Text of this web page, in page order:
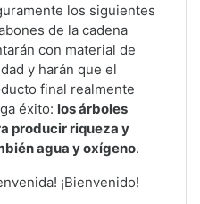
los siguientes
de la cadena
con material de
y harán que el
final realmente
éxito: los árboles
producir riqueza y
agua y oxígeno.
¡Bienvenido!